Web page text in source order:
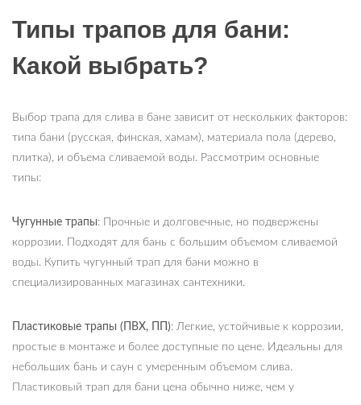
Типы трапов для бани:
Какой выбрать?
Выбор трапа для слива в бане зависит от нескольких факторов:
типа бани (русская, финская, хамам), материала пола (дерево,
плитка), и объема сливаемой воды. Рассмотрим основные
типы:
Чугунные трапы: Прочные и долговечные, но подвержены
коррозии. Подходят для бань с большим объемом сливаемой
воды. Купить чугунный трап для бани можно в
специализированных магазинах сантехники.
Пластиковые трапы (ПВХ, ПП): Легкие, устойчивые к коррозии,
простые в монтаже и более доступные по цене. Идеальны для
небольших бань и саун с умеренным объемом слива.
Пластиковый трап для бани цена обычно ниже, чем у